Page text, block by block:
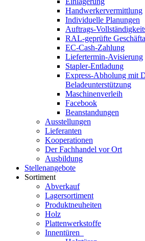
Handwerkervermittlung
Individuelle Planungen
Auftrags-
RAL-geprüfte
EC-Cash-Zahlung
Liefertermin-Avisierung
Stapler-Entladung
Express-Abholung mit
Beladeunterstützung
Maschinenverleih
Facebook
Beanstandungen
Ausstellungen
Lieferanten
Kooperationen
Der Fachhandel vor Ort
Ausbildung
Stellenangebote
Sortiment
Abverkauf
Lagersortiment
Produktneuheiten
Holz
Plattenwerkstoffe
Innentüren